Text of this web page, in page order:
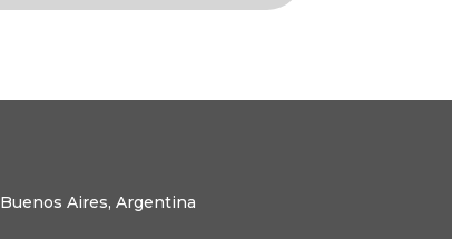
Buenos Aires, Argentina